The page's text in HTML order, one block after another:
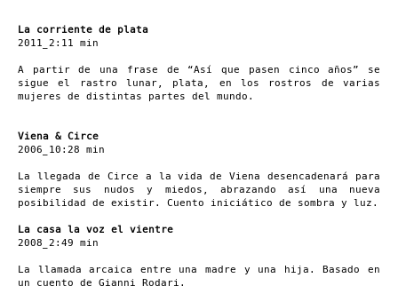
La corriente de plata
2011_2:11 min
A partir de una frase de “Así que pasen cinco años” se
sigue el rastro lunar, plata, en los rostros de varias
mujeres de distintas partes del mundo.
Viena & Circe
2006_10:28 min
La llegada de Circe a la vida de Viena desencadenará para
siempre sus nudos y miedos, abrazando así una nueva
posibilidad de existir. Cuento iniciático de sombra y luz.
La casa la voz el vientre
2008_2:49 min
La llamada arcaica entre una madre y una hija. Basado en
un cuento de Gianni Rodari.